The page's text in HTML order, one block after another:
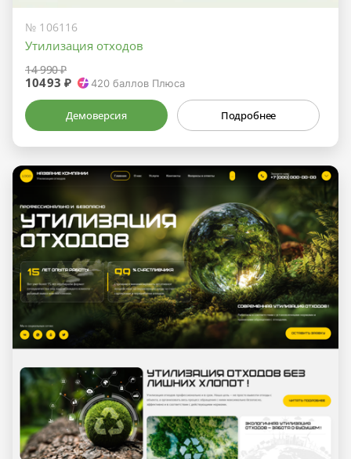
№ 106116
Утилизация отходов
14 990 ₽
10493 ₽ 420 баллов Плюса
Демоверсия Подробнее